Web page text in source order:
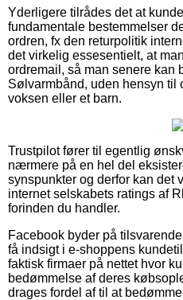
Yderligere tilrådes det at
fundamentale bestemmelser
ordren, fx den returpolitik
det virkelig essesentielt, at
ordremail, så man senere kan
Sølvarmbånd, uden hensyn til
voksen eller et barn.
Trustpilot fører til egentlig
nærmere på en hel del
synspunkter og derfor kan
internet selskabets ratings af
forinden du handler.
Facebook byder på
få indsigt i e-shoppens
faktisk firmaer på nettet hvor
bedømmelse af deres
drages fordel af til at